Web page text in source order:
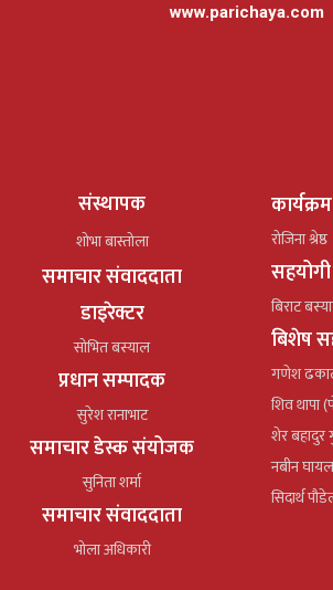
www.parichaya.com
संस्थापक
शोभा बास्तोला
समाचार संवाददाता
डाइरेक्टर
सोभित बस्याल
प्रधान सम्पादक
सुरेश रानाभाट
समाचार डेस्क संयोजक
सुनिता शर्मा
समाचार संवाददाता
भोला अधिकारी
रोजिना श्रेष्ठ
सहयोगी
बिराट
बिशेष
गणेश
शिव थापा
शेर बहादुर
नबीन घायल
सिदार्थ